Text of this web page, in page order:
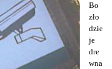
Bo
zło
dzie
je
dre
wna